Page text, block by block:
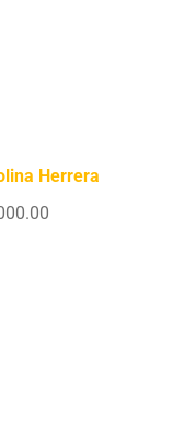
Herrera